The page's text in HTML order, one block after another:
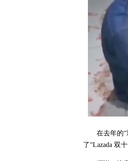
在去年的
了“Lazada 双